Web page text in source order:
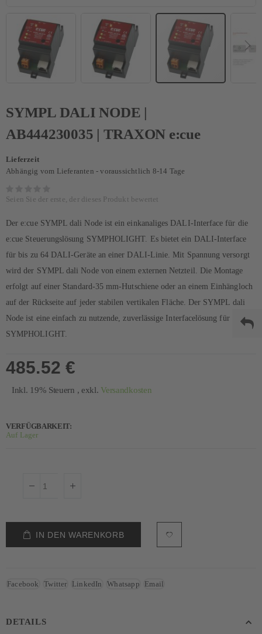
SYMPL DALI NODE |
AB444230035 | TRAXON e:cue
Lieferzeit
Abhängig vom Lieferanten - voraussichtlich 8-14 Tage
Seien Sie der erste, der dieses Produkt bewertet
Der e:cue SYMPL dali Node ist ein einkanaliges DALI-Interface für die
e:cue Steuerungslösung SYMPHOLIGHT. Es bietet ein DALI-Interface
für bis zu 64 DALI-Geräte an einer DALI-Linie. Mit Spannung versorgt
wird der SYMPL dali Node von einem externen Netzteil. Die Montage
erfolgt auf einer Standard-35 mm-Hutschiene oder an einem Einhängloch
auf der Rückseite auf jeder stabilen vertikalen Fläche. Der SYMPL dali
Node ist eine einfach zu nutzende, zuverlässige Interfacelösung für
SYMPHOLIGHT.
485.52 €
Inkl. 19% Steuern ,exkl. Versandkosten
VERFÜGBARKEIT:
Auf Lager
IN DEN WARENKORB
Facebook Twitter LinkedIn Whatsapp Email
DETAILS